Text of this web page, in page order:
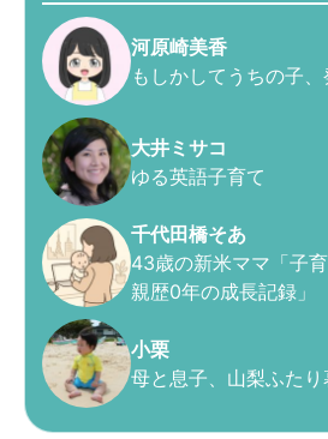
河原崎美香
もしかしてうちの子
大井ミサコ
ゆる英語子育て
千代田橋そあ
43歳の新米ママ「子
親歴0年の成長記録」
小栗
母と息子、山梨ふたり